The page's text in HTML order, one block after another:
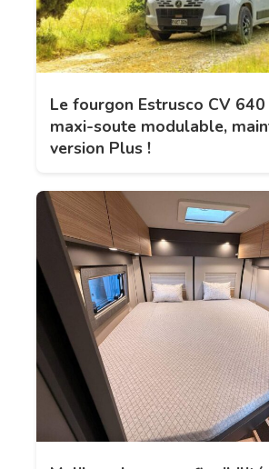
Le fourgon Estrusco CV 640
maxi-soute modulable,
version Plus !